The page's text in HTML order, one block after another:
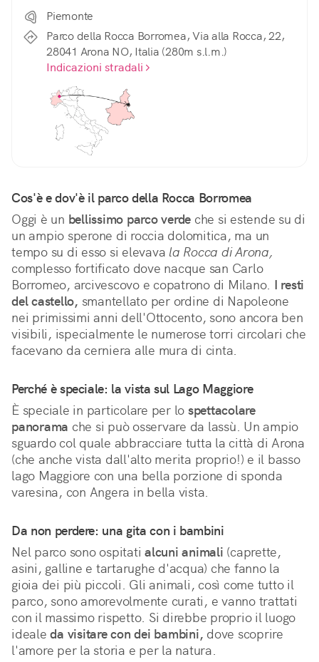
Piemonte
Parco della Rocca Borromea, Via alla Rocca, 22,
28041 Arona NO, Italia (280m s.l.m.)
Indicazioni stradali
Cos'è e dov'è il parco della Rocca Borromea
Oggi è un bellissimo parco verde che si estende su di
un ampio sperone di roccia dolomitica, ma un
tempo su di esso si elevava la Rocca di Arona,
complesso fortificato dove nacque san Carlo
Borromeo, arcivescovo e copatrono di Milano. I resti
del castello, smantellato per ordine di Napoleone
nei primissimi anni dell'Ottocento, sono ancora ben
visibili, ispecialmente le numerose torri circolari che
facevano da cerniera alle mura di cinta.
Perché è speciale: la vista sul Lago Maggiore
È speciale in particolare per lo spettacolare
panorama che si può osservare da lassù. Un ampio
sguardo col quale abbracciare tutta la città di Arona
(che anche vista dall'alto merita proprio!) e il basso
lago Maggiore con una bella porzione di sponda
varesina, con Angera in bella vista.
Da non perdere: una gita con i bambini
Nel parco sono ospitati alcuni animali (caprette,
asini, galline e tartarughe d'acqua) che fanno la
gioia dei più piccoli. Gli animali, così come tutto il
parco, sono amorevolmente curati, e vanno trattati
con il massimo rispetto. Si direbbe proprio il luogo
idealeda visitare con dei bambini, dove scoprire
l'amore per la storia e per la natura.